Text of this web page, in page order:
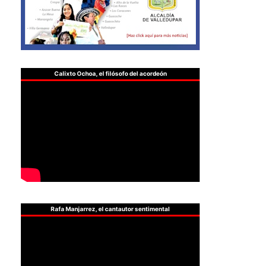
Calixto Ochoa, el filósofo del acordeón
Rafa Manjarrez, el cantautor sentimental